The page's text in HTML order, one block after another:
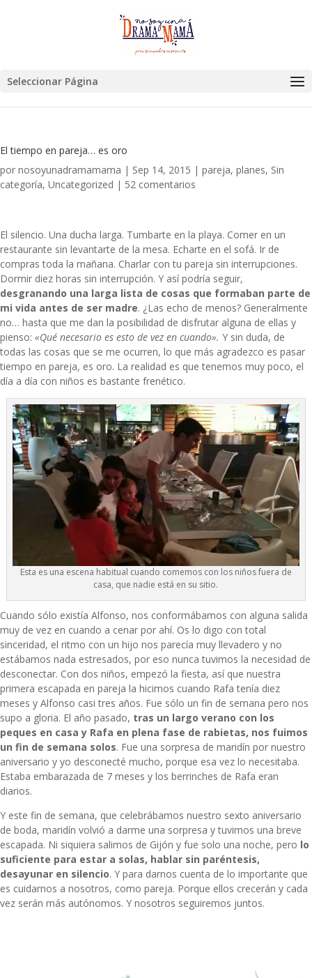
Seleccionar Página
El tiempo en pareja… es oro
por nosoyunadramamama | Sep 14, 2015 | pareja, planes, Sin
categoría, Uncategorized | 52 comentarios
El silencio. Una ducha larga. Tumbarte en la playa. Comer en un
restaurante sin levantarte de la mesa. Echarte en el sofá. Ir de
compras toda la mañana. Charlar con tu pareja sin interrupciones.
Dormir diez horas sin interrupción. Y así podría seguir,
desgranando una larga lista de cosas que formaban parte de
mi vida antes de ser madre. ¿Las echo de menos? Generalmente
no… hasta que me dan la posibilidad de disfrutar alguna de ellas y
pienso: «Qué necesario es esto de vez en cuando». Y sin duda, de
todas las cosas que se me ocurren, lo que más agradezco es pasar
tiempo en pareja, es oro. La realidad es que tenemos muy poco, el
día a día con niños es bastante frenético.
Esta es una escena habitual cuando comemos con los niños fuera de
casa, que nadie está en su sitio.
Cuando sólo existía Alfonso, nos conformábamos con alguna salida
muy de vez en cuando a cenar por ahí. Os lo digo con total
sinceridad, el ritmo con un hijo nos parecía muy llevadero y no
estábamos nada estresados, por eso nunca tuvimos la necesidad de
desconectar. Con dos niños, empezó la fiesta, así que nuestra
primera escapada en pareja la hicimos cuando Rafa tenía diez
meses y Alfonso casi tres años. Fue sólo un fin de semana pero nos
supo a gloria. El año pasado, tras un largo verano con los
peques en casa y Rafa en plena fase de rabietas, nos fuimos
un fin de semana solos. Fue una sorpresa de maridín por nuestro
aniversario y yo desconecté mucho, porque esa vez lo necesitaba.
Estaba embarazada de 7 meses y los berrinches de Rafa eran
diarios.
Y este fin de semana, que celebrábamos nuestro sexto aniversario
de boda, maridín volvió a darme una sorpresa y tuvimos una breve
escapada. Ni siquiera salimos de Gijón y fue solo una noche, pero lo
suficiente para estar a solas, hablar sin paréntesis,
desayunar en silencio. Y para darnos cuenta de lo importante que
es cuidarnos a nosotros, como pareja. Porque ellos crecerán y cada
vez serán más autónomos. Y nosotros seguiremos juntos.